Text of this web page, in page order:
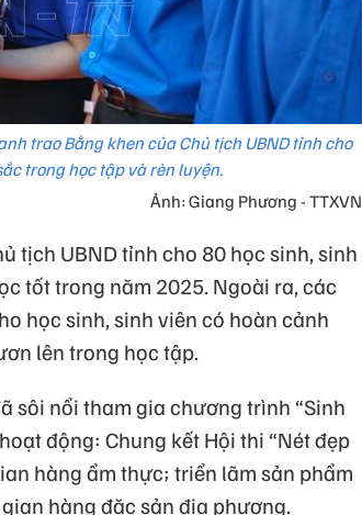
trao Bằng khen của Chủ tịch UBND tỉnh cho
trong học tập và rèn luyện.
Ảnh: Giang Phương - TTXVN
tịch UBND tỉnh cho 80 học sinh, sinh
tốt trong năm 2025. Ngoài ra, các
học sinh, sinh viên có hoàn cảnh
lên trong học tập.
sôi nổi tham gia chương trình “Sinh
động: Chung kết Hội thi “Nét đẹp
hàng ẩm thực; triển lãm sản phẩm
hàng đặc sản địa phương.